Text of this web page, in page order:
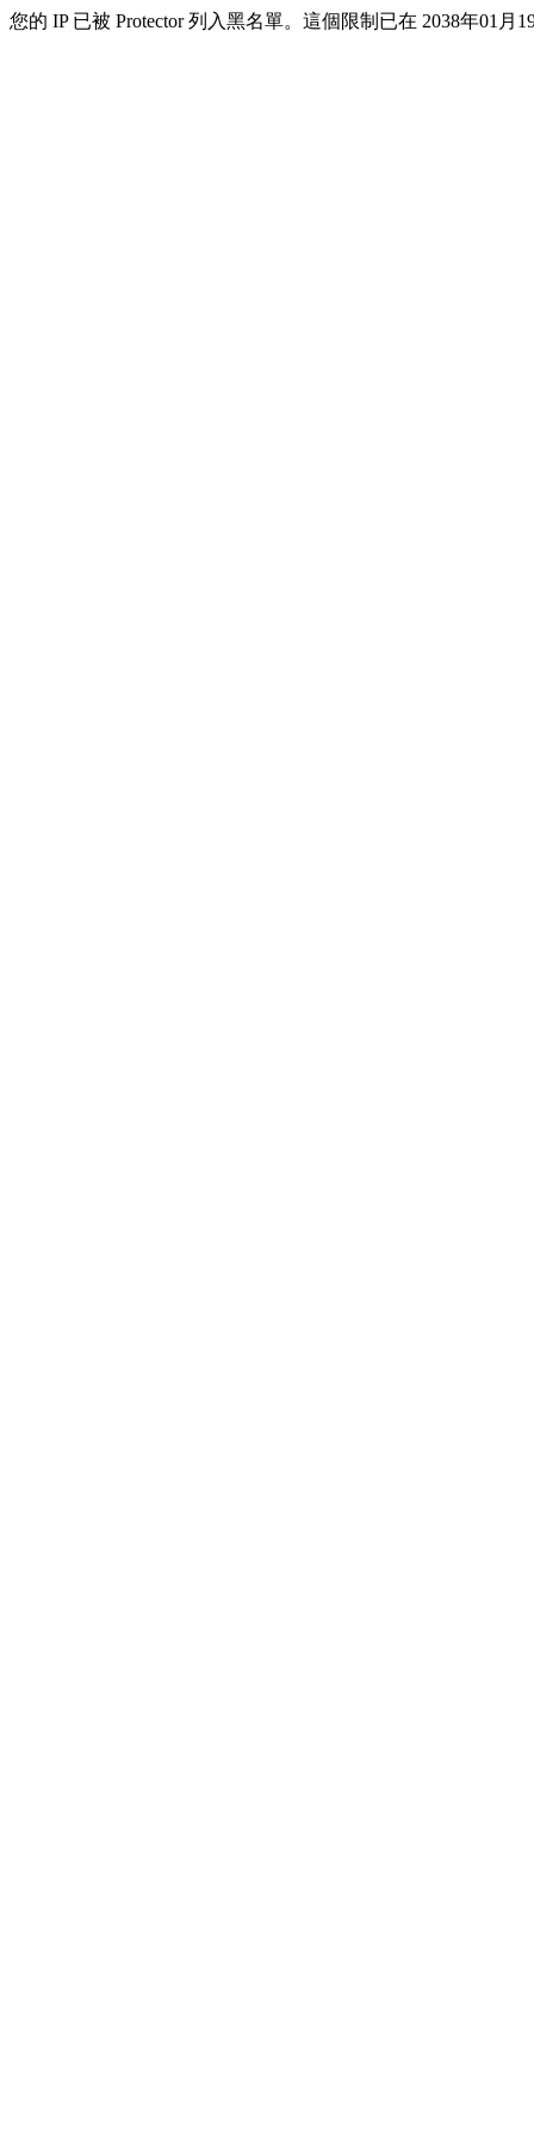
您的 IP 已被 Protector 列入黑名單。這個限制已在 2038年01月